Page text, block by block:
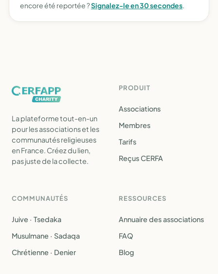
encore été reportée ?Signalez-le en 30 secondes.
La plateforme tout-en-un
pour les associations et les
communautés religieuses
en France. Créez du lien,
pas juste de la collecte.
PRODUIT
Associations
Membres
Tarifs
Reçus CERFA
COMMUNAUTÉS
Juive · Tsedaka
Musulmane · Sadaqa
Chrétienne · Denier
RESSOURCES
Annuaire des associations
FAQ
Blog